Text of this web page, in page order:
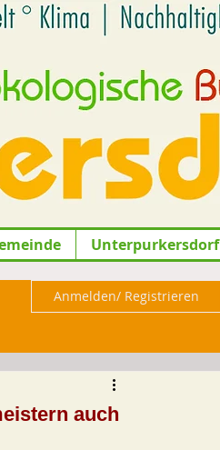
Unterpurkersdorf
Anmelden/ Registrieren
auch